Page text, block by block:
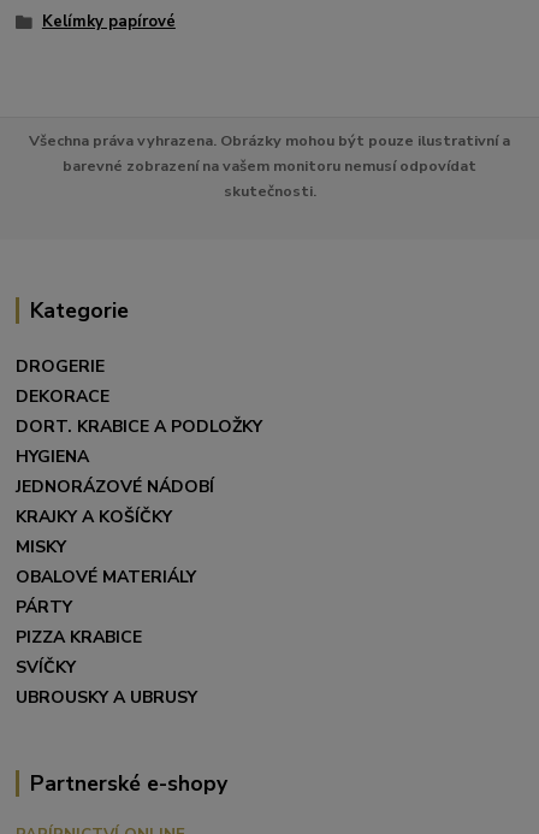
Kelímky papírové
Všechna práva vyhrazena. Obrázky mohou být pouze ilustrativní a
barevné zobrazení na vašem monitoru nemusí odpovídat
skutečnosti.
Kategorie
DROGERIE
DEKORACE
DORT. KRABICE A PODLOŽKY
HYGIENA
JEDNORÁZOVÉ NÁDOBÍ
KRAJKY A KOŠÍČKY
MISKY
OBALOVÉ MATERIÁLY
PÁRTY
PIZZA KRABICE
SVÍČKY
UBROUSKY A UBRUSY
Partnerské e-shopy